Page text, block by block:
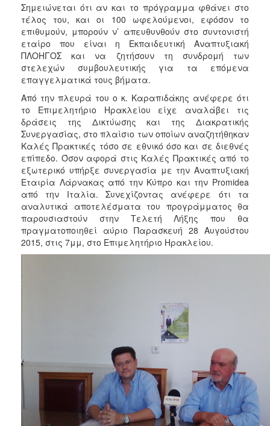
Σημειώνεται ότι αν και το πρόγραμμα φθάνει στο
τέλος του, και οι 100 ωφελούμενοι, εφόσον το
επιθυμούν, μπορούν ν’ απευθυνθούν στο συντονιστή
εταίρο που είναι η Εκπαιδευτική Αναπτυξιακή
ΠΛΟΗΓΟΣ και να ζητήσουν τη συνδρομή των
στελεχών συμβουλευτικής για τα επόμενα
επαγγελματικά τους βήματα.
Από την πλευρά του ο κ. Καραπιδάκης ανέφερε ότι
το Επιμελητήριο Ηρακλείου είχε αναλάβει τις
δράσεις της Δικτύωσης και της Διακρατικής
Συνεργασίας, στο πλαίσιο των οποίων αναζητήθηκαν
Καλές Πρακτικές τόσο σε εθνικό όσο και σε διεθνές
επίπεδο. Όσον αφορά στις Καλές Πρακτικές από το
εξωτερικό υπήρξε συνεργασία με την Αναπτυξιακή
Εταιρία Λάρνακας από την Κύπρο και την Promidea
από την Ιταλία. Συνεχίζοντας ανέφερε ότι τα
αναλυτικά αποτελέσματα του προγράμματος θα
παρουσιαστούν στην Τελετή Λήξης που θα
πραγματοποιηθεί αύριο Παρασκευή 28 Αυγούστου
2015, στις 7μμ, στο Επιμελητήριο Ηρακλείου.